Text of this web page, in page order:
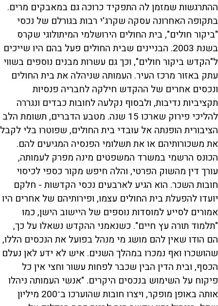
ההתרגשות שמזמן לה התפקיד כרוכה גם במאבקים מרים.
בתקופה האחרונה עסקה שקרג'י רבות בגורלם של נכסי
"ביקור חולים", בית החולים הירושלמי המיתולוגי שקרס
בשנת 2003. הבניינים שבית החולים פעל בהם היו שייכים
ל"הקדש ביקור חולים", וכך גם עשרות מבנים נוספים בשווי
עתק באזור מרכז העיר. העמותה שניהלה את בית החולים
ונכסים אחרים של ההקדש חילקה לחבריה פנסיות
תקציביות נדיבות, ולבסוף נקלעה לחובות כבדים ונגררה
להליכי פירוק שארכו 15 שנה. מטבע הדברים, תשומת הלב
הציבורית הופנתה אל עובדי בית החולים, שפוטרו בלי לקבל
את משכורותיהם או את תשלומי הפנסיה המגיעים להם.
הכונס הרשמי במשרד המשפטים מינה מפרק לעמותה,
עורך דין מהשוק הפרטי, והלה חיפש מקור כספי לכיסוי
חובות השכר. הוא הגיע לארבעים נכסי הקדשות - חלקם
יועדו להפעלת בית החולים עצמו, ופירותיהם של אחרים היו
אמורים לסייע למוסדות נוספים של היישוב הישן, כמו
"תלמוד תורה עץ חיים". כשנאמני ההקדש נשאלו על כך,
הם הודו שאין להם מושג מי מנהל בפועל את הנכסים הללו,
שהושכרו ואף נמכרו במהלך השנים. איש לא ידע לאן נעלם
הכסף, ובית הדין הבין שכבר לפחות עשור וחצי אין כל
פיקוח על השימוש בנכסים היקרים. "אנשי העמותה ניהלו
אותה באופן מופקר, ויצרו חובות שהוערכו ב־200 מיליון